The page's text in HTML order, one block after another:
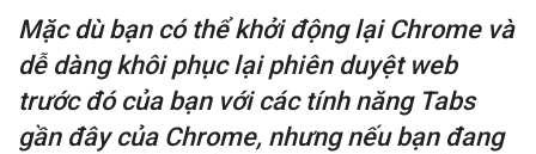
Mặc dù bạn có thể khởi động lại Chrome và
dễ dàng khôi phục lại phiên duyệt web
trước đó của bạn với các tính năng Tabs
gần đây của Chrome, nhưng nếu bạn đang